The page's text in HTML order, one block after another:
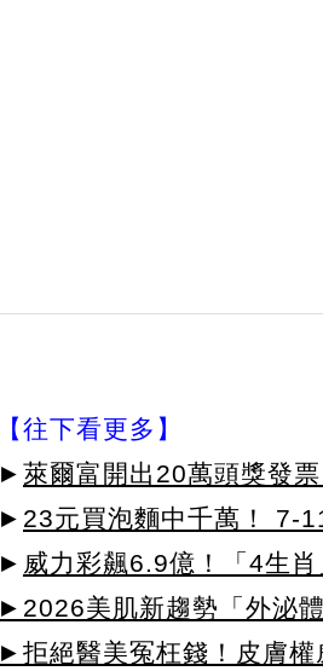
【往下看更多】
► 萊爾富開出20萬頭獎發
► 23元買泡麵中千萬！ 7-
► 威力彩飆6.9億！「4生
►2026美肌新趨勢「外泌
►拒絕醫美冤枉錢！皮膚